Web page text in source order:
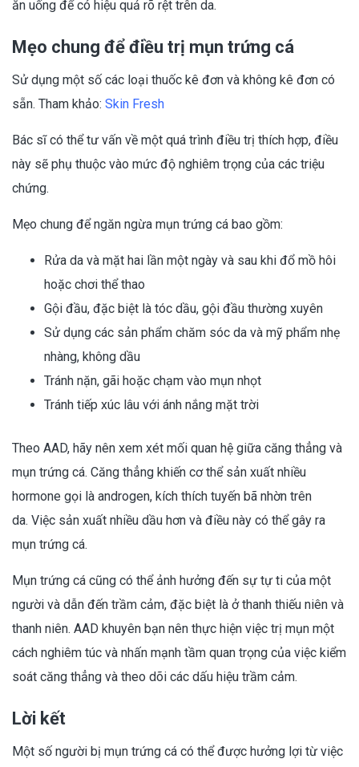
ăn uống để có hiệu quả rõ rệt trên da.
Mẹo chung để điều trị mụn trứng cá
Sử dụng một số các loại thuốc kê đơn và không kê đơn có
sẵn. Tham khảo: Skin Fresh
Bác sĩ có thể tư vấn về một quá trình điều trị thích hợp, điều
này sẽ phụ thuộc vào mức độ nghiêm trọng của các triệu
chứng.
Mẹo chung để ngăn ngừa mụn trứng cá bao gồm:
Rửa da và mặt hai lần một ngày và sau khi đổ mồ hôi
hoặc chơi thể thao
Gội đầu, đặc biệt là tóc dầu, gội đầu thường xuyên
Sử dụng các sản phẩm chăm sóc da và mỹ phẩm nhẹ
nhàng, không dầu
Tránh nặn, gãi hoặc chạm vào mụn nhọt
Tránh tiếp xúc lâu với ánh nắng mặt trời
Theo AAD, hãy nên xem xét mối quan hệ giữa căng thẳng và
mụn trứng cá. Căng thẳng khiến cơ thể sản xuất nhiều
hormone gọi là androgen, kích thích tuyến bã nhờn trên
da. Việc sản xuất nhiều dầu hơn và điều này có thể gây ra
mụn trứng cá.
Mụn trứng cá cũng có thể ảnh hưởng đến sự tự ti của một
người và dẫn đến trầm cảm, đặc biệt là ở thanh thiếu niên và
thanh niên. AAD khuyên bạn nên thực hiện việc trị mụn một
cách nghiêm túc và nhấn mạnh tầm quan trọng của việc kiểm
soát căng thẳng và theo dõi các dấu hiệu trầm cảm.
Lời kết
Một số người bị mụn trứng cá có thể được hưởng lợi từ việc